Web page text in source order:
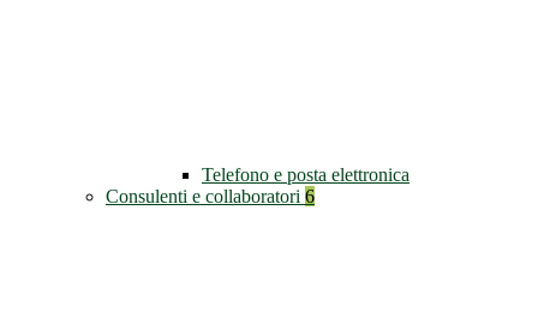
Telefono e posta elettronica
Consulenti e collaboratori 6